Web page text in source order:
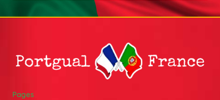
Pages